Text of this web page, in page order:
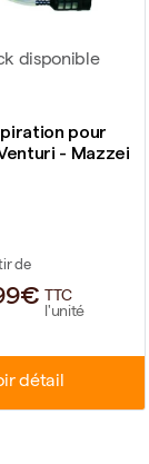
disponible
pour
- Mazzei
de
TTC
l'unité
détail